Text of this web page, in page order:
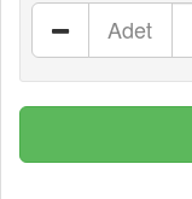
Adet